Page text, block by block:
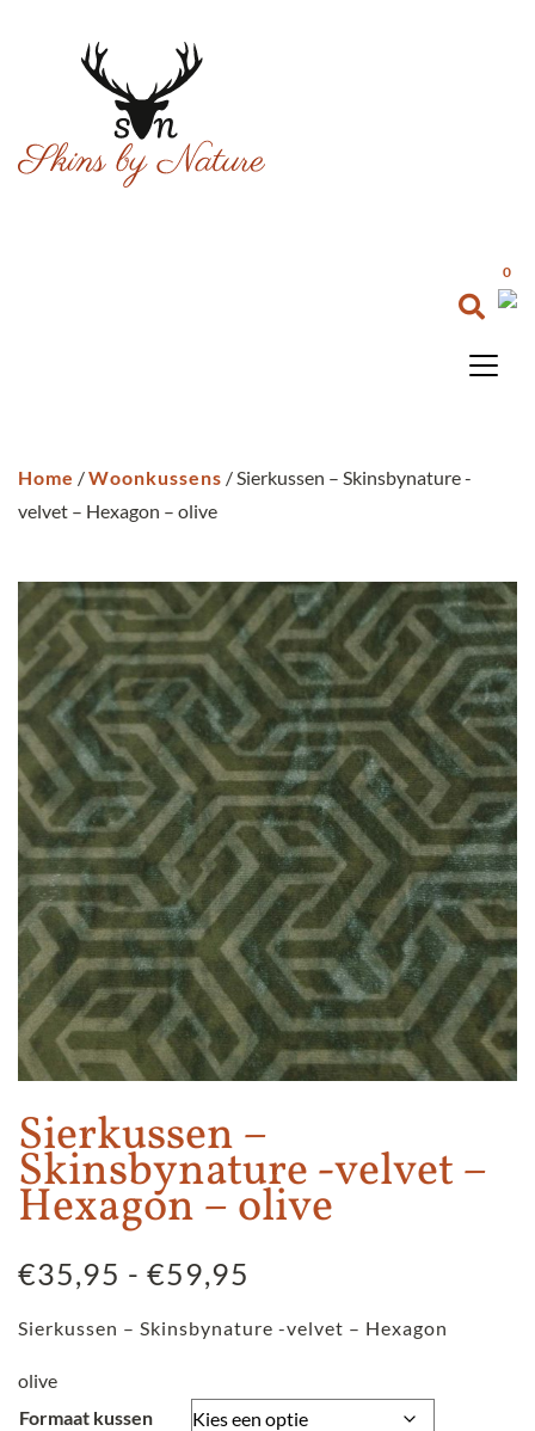
0
Home /Woonkussens / Sierkussen – Skinsbynature -
velvet – Hexagon – olive
Sierkussen –
Skinsbynature -velvet –
Hexagon – olive
€35,95 - €59,95
tot
Sierkussen – Skinsbynature -velvet – Hexagon
olive
Formaat kussen